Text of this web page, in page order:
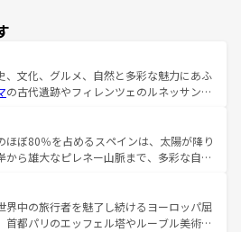
、文化、グルメ、自然と多彩な魅力にあふ
の古代遺跡やフィレンツェのルネッサンス
ナの美しい田園風景やアマルフィ海岸の絶
観も見逃せない。観光の合間には、本場の
ど、絶品のイタリア料理を堪能することも
タリアで、忘れられない旅をしてみよう！
タリア情報はコンテンツ一覧 を参照してほ
ほぼ80％を占めるスペインは、太陽が降り
から雄大なピレネー山脈まで、多彩な自然
の国では、情熱的なフラメンコ、熱気あふ
て美味しいタパスが生活の一部となってい
ードの洗練された雰囲気や、バルセロナの
界中の旅行者を魅了し続けるヨーロッパ屈
首都パリのエッフェル塔やルーブル美術館